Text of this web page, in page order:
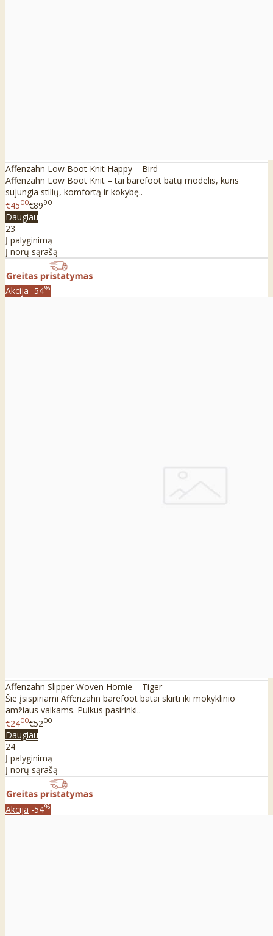
Affenzahn Low Boot Knit Happy – Bird
Affenzahn Low Boot Knit – tai barefoot batų modelis, kuris
sujungia stilių, komfortą ir kokybę..
€4500€8990
Daugiau
23
Į palyginimą
Į norų sąrašą
Akcija -54%
Affenzahn Slipper Woven Homie – Tiger
Šie įsispiriami Affenzahn barefoot batai skirti iki mokyklinio
amžiaus vaikams. Puikus pasirinki..
€2400€5200
Daugiau
24
Į palyginimą
Į norų sąrašą
Akcija -54%